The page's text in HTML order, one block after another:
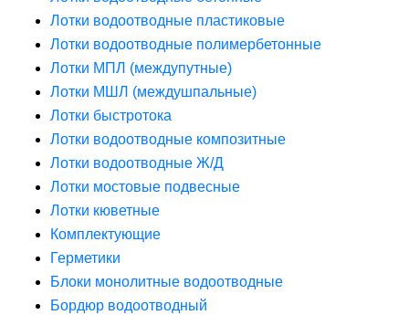
Лотки водоотводные пластиковые
Лотки водоотводные полимербетонные
Лотки МПЛ (междупутные)
Лотки МШЛ (междушпальные)
Лотки быстротока
Лотки водоотводные композитные
Лотки водоотводные Ж/Д
Лотки мостовые подвесные
Лотки кюветные
Комплектующие
Герметики
Блоки монолитные водоотводные
Бордюр водоотводный